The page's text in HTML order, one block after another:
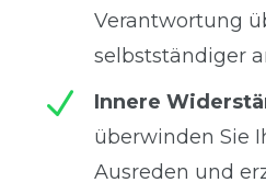
Verantwortung
selbstständiger
N Innere
überwinden Sie
Ausreden und